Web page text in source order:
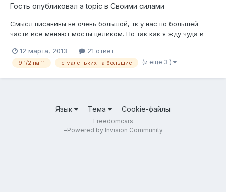
Гость опубликовал a topic в Своими силами
Смысл писанины не очень большой, тк у нас по большей
части все меняют мосты целиком. Но так как я жду чуда в
JL9, то решил перекинуть большие тормоза с большого
моста на свой маленький. Проблем при перестановке нет,
12 марта, 2013 21 ответ
9 1/2 на 11 с маленьких на большие (и ещё 3 )
Язык Тема Cookie-файлы
Freedomcars
=Powered by Invision Community